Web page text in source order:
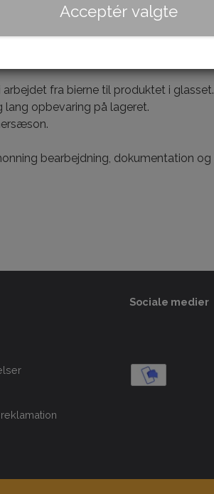
alle de gode
fra bierne til produktet i glasset.
lang opbevaring på lageret.
bearbejdning, dokumentation
Sociale medier
Acceptér valgte